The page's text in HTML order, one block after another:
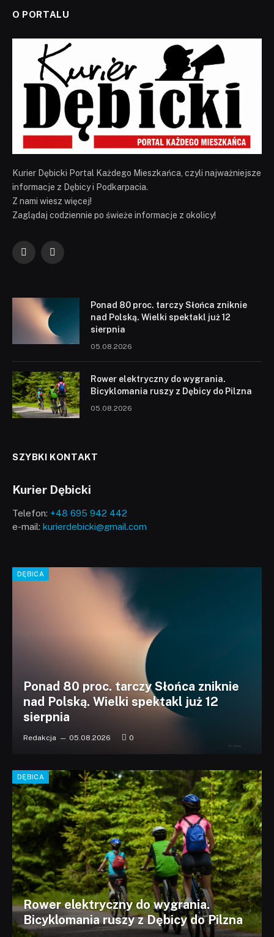
O PORTALU
Kurier Dębicki Portal Każdego Mieszkańca, czyli najważniejsze
informacje z Dębicy i Podkarpacia.
Z nami wiesz więcej!
Zaglądaj codziennie po świeże informacje z okolicy!
FacebookYouTube
Ponad 80 proc. tarczy Słońca zniknie
nad Polską. Wielki spektakl już 12
sierpnia
05.08.2026
Rower elektryczny do wygrania.
Bicyklomania ruszy z Dębicy do Pilzna
05.08.2026
SZYBKI KONTAKT
Kurier Dębicki
Telefon: +48 695 942 442
e-mail: kurierdebicki@gmail.com
DĘBICA
Ponad 80 proc. tarczy Słońca zniknie
nad Polską. Wielki spektakl już 12
sierpnia
Redakcja 05.08.2026 0
DĘBICA
Rower elektryczny do wygrania.
Bicyklomania ruszy z Dębicy do Pilzna